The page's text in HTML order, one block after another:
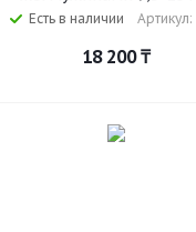
Есть в наличии Артикул:
18 200₸